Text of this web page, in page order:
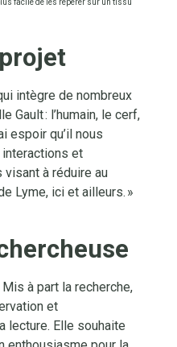
intègre de nombreux
Gault : l’humain, le cerf,
espoir qu’il nous
interactions et
à réduire au
Lyme, ici et ailleurs. »
à part la recherche,
et
lecture. Elle souhaite